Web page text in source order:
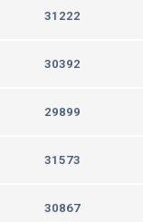
31222
30392
29899
31573
30867